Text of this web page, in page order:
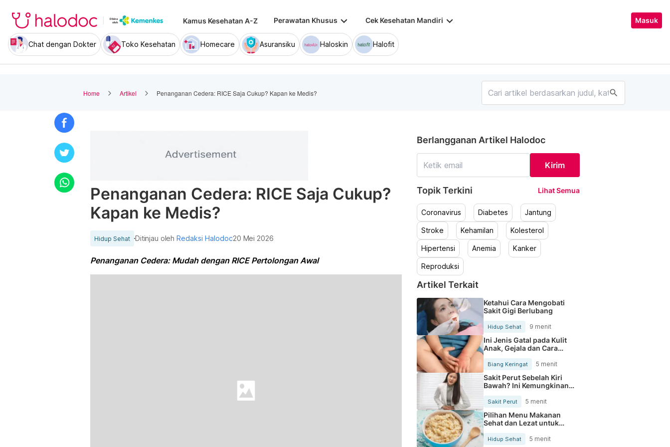
Kamus Kesehatan A-Z Perawatan Khusus keyboard_arrow_down Cek Kesehatan Mandiri keyboard_arrow_down Masuk
Chat dengan Dokter Toko Kesehatan Homecare Asuransiku Haloskin Halofit
Home Artikel Penanganan Cedera: RICE Saja Cukup? Kapan ke Medis? search
Penanganan Cedera: RICE Saja Cukup?
Kapan ke Medis?
Hidup Sehat Ditinjau olehRedaksi Halodoc20 Mei 2026
Penanganan Cedera: Mudah dengan RICE Pertolongan Awal
Berlangganan Artikel Halodoc
Kirim
Topik Terkini Lihat Semua
Coronavirus Diabetes Jantung
Stroke Kehamilan Kolesterol
Hipertensi Anemia Kanker
Reproduksi
Artikel Terkait
Ketahui Cara Mengobati
Sakit Gigi Berlubang
Hidup Sehat 9 menit
Ini Jenis Gatal pada Kulit
Anak, Gejala dan Cara
Mengobatinya
Biang Keringat 5 menit
Sakit Perut Sebelah Kiri
Bawah? Ini Kemungkinan
Sakit Perut 5 menit
Pilihan Menu Makanan
Sehat dan Lezat untuk
Mengurangi Kolesterol
Hidup Sehat 5 menit